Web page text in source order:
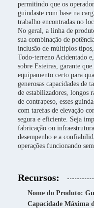
permitindo que os
guindaste com base na
trabalho encontradas no
No geral, a linha de
sua combinação de
inclusão de múltiplos
Todo-terreno Acidentado
sobre Esteiras, garante
equipamento certo para
generosas capacidades de
de estabilizadores, longos
de contrapeso, esses
com tarefas de elevação
segura e eficiente. Seja
fabricação ou
desempenho e a
operações funcionando
Recursos:
Nome do Produto:
Capacidade Máxima